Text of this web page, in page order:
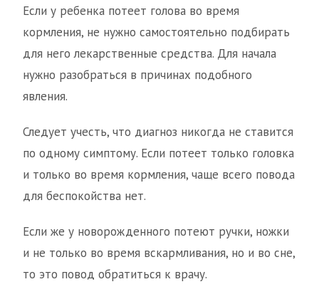
Если у ребенка потеет голова во время
кормления, не нужно самостоятельно подбирать
для него лекарственные средства. Для начала
нужно разобраться в причинах подобного
явления.
Следует учесть, что диагноз никогда не ставится
по одному симптому. Если потеет только головка
и только во время кормления, чаще всего повода
для беспокойства нет.
Если же у новорожденного потеют ручки, ножки
и не только во время вскармливания, но и во сне,
то это повод обратиться к врачу.